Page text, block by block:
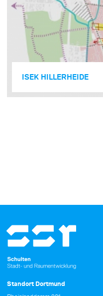
ISEK HILLERHEIDE
Standort Dortmund